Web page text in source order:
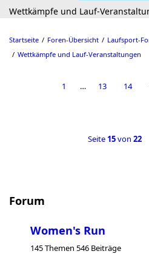
Wettkämpfe und Lauf-
Startseite Foren-Übersicht
Laufsport-
Wettkämpfe und Lauf-Veranstaltungen
1 … 13 14
Seite 15von 22
Forum
Women's Run
145 Themen 546 Beiträge